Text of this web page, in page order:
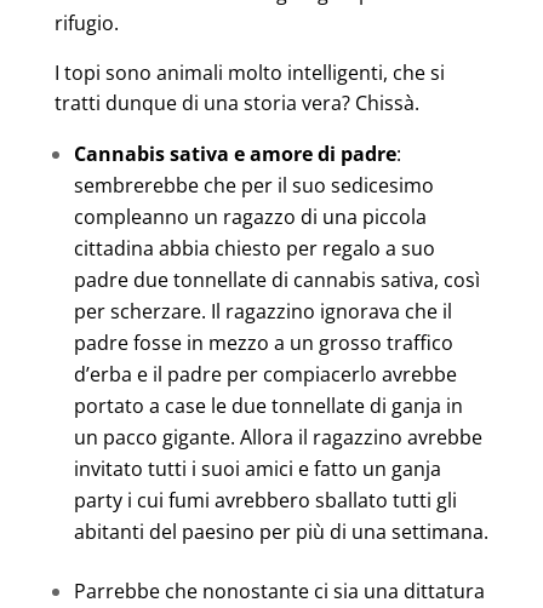
rifugio.
I topi sono animali molto intelligenti, che si
tratti dunque di una storia vera? Chissà.
Cannabis sativa e amore di padre:
sembrerebbe che per il suo sedicesimo
compleanno un ragazzo di una piccola
cittadina abbia chiesto per regalo a suo
padre due tonnellate di cannabis sativa, così
per scherzare. Il ragazzino ignorava che il
padre fosse in mezzo a un grosso traffico
d’erba e il padre per compiacerlo avrebbe
portato a case le due tonnellate di ganja in
un pacco gigante. Allora il ragazzino avrebbe
invitato tutti i suoi amici e fatto un ganja
party i cui fumi avrebbero sballato tutti gli
abitanti del paesino per più di una settimana.
Parrebbe che nonostante ci sia una dittatura